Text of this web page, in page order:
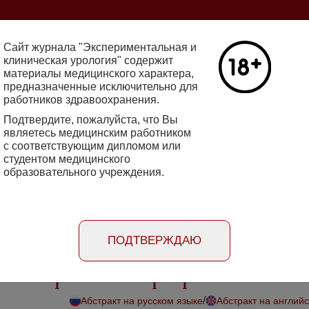
2712-8571 10.29188/2222-8543
- основатель НИИ
исследования в НИИ
Подробнее
Номер №2,
клинической
i klinicheskaya urologiya
для авторов
рекламодателей
забрюшинного пространства
Абстракт на русском языке/ Абстракт на
Сайт журнала "Экспериментальная и
клиническая урология" содержит
материалы медицинского характера,
предназначенные исключительно для
работников здравоохранения.
Подтвердите, пожалуйста, что Вы
являетесь медицинским работником
с соответствующим дипломом или
студентом медицинского
образовательного учреждения.
ПОДТВЕРЖДАЮ